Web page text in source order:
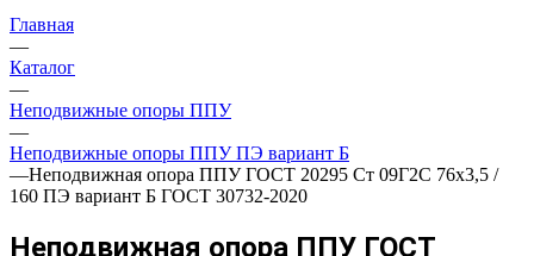
Главная
—
Каталог
—
Неподвижные опоры ППУ
—
Неподвижные опоры ППУ ПЭ вариант Б
—Неподвижная опора ППУ ГОСТ 20295 Ст 09Г2С 76x3,5 /
160 ПЭ вариант Б ГОСТ 30732-2020
Неподвижная опора ППУ ГОСТ